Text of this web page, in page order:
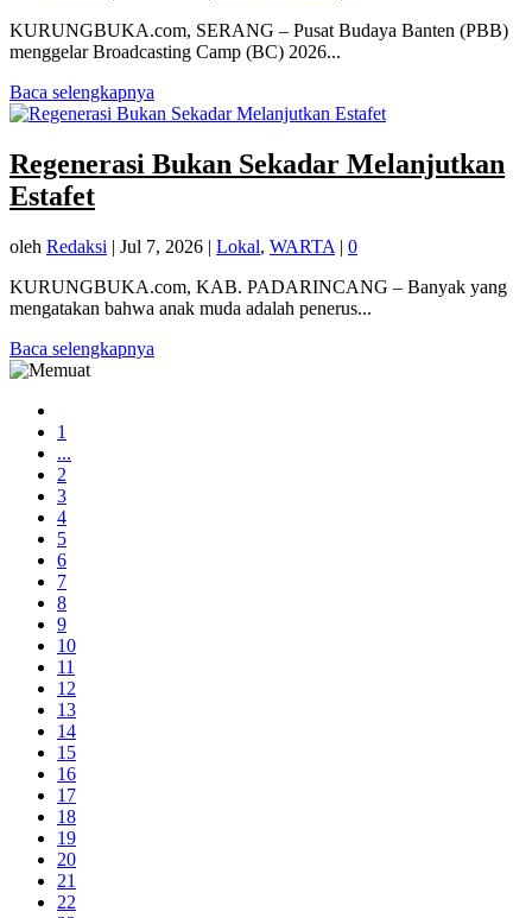
KURUNGBUKA.com, SERANG – Pusat Budaya Banten (PBB)
menggelar Broadcasting Camp (BC) 2026...
Baca selengkapnya
Regenerasi Bukan Sekadar Melanjutkan
Estafet
oleh Redaksi | Jul 7, 2026 | Lokal, WARTA | 0
KURUNGBUKA.com, KAB. PADARINCANG – Banyak yang
mengatakan bahwa anak muda adalah penerus...
Baca selengkapnya
1
...
2
3
4
5
6
7
8
9
10
11
12
13
14
15
16
17
18
19
20
21
22